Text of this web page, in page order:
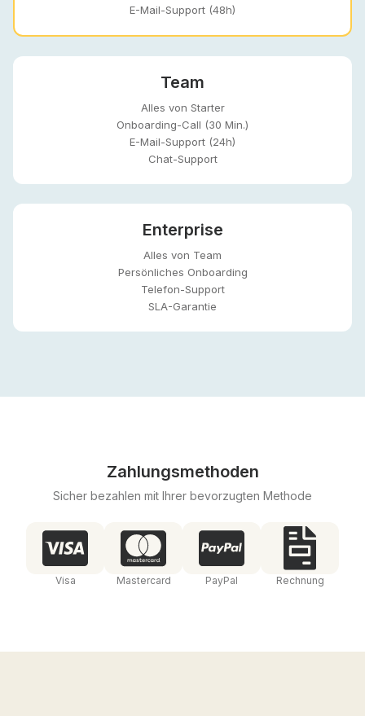
E-Mail-Support (48h)
Team
Alles von Starter
Onboarding-Call (30 Min.)
E-Mail-Support (24h)
Chat-Support
Enterprise
Alles von Team
Persönliches Onboarding
Telefon-Support
SLA-Garantie
Zahlungsmethoden
Sicher bezahlen mit Ihrer bevorzugten Methode
Visa Mastercard PayPal Rechnung